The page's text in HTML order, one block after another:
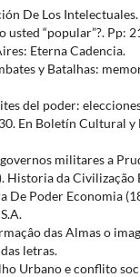
De Los
usted “popular”?. Pp:
Eterna Cadencia.
y Batalhas:
del poder:
En Boletín Cultural
militares a
Historia da
De Poder Economia
das Almas o
letras.
Urbano e conflito